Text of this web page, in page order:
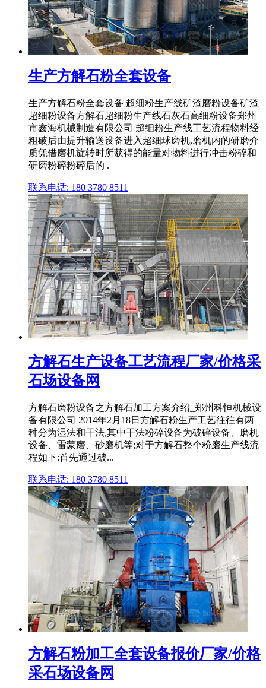
生产方解石粉全套设备
生产方解石粉全套设备 超细粉生产线矿渣磨粉设备矿渣
超细粉设备方解石超细粉生产线石灰石高细粉设备郑州
市鑫海机械制造有限公司 超细粉生产线工艺流程物料经
粗破后由提升输送设备进入超细球磨机,磨机内的研磨介
质凭借磨机旋转时所获得的能量对物料进行冲击粉碎和
研磨粉碎粉碎后的 .
联系电话: 180 3780 8511
方解石生产设备工艺流程厂家/价格采
石场设备网
方解石磨粉设备之方解石加工方案介绍_郑州科恒机械设
备有限公司 2014年2月18日方解石粉生产工艺往往有两
种分为湿法和干法,其中干法粉碎设备为破碎设备、磨机
设备、雷蒙磨、砂磨机等;对于方解石整个粉磨生产线流
程如下:首先通过破...
联系电话: 180 3780 8511
方解石粉加工全套设备报价厂家/价格
采石场设备网